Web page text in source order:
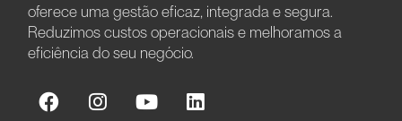
oferece uma gestão eficaz, integrada e segura.
Reduzimos custos operacionais e melhoramos a
eficiência do seu negócio.